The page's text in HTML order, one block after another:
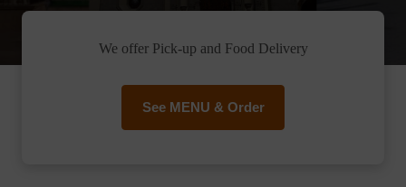
We offer Pick-up and Food Delivery
See MENU & Order